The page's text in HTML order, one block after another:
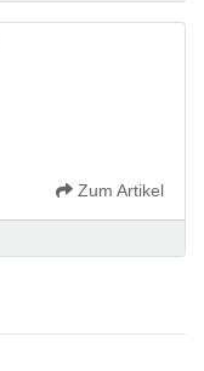
Zum Artikel